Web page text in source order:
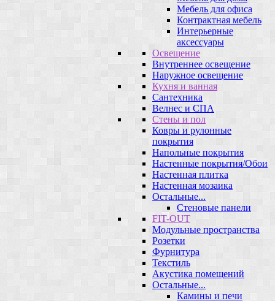
Мебель для офиса
Контрактная мебель
Интерьерные
аксессуары
Освещение
Внутреннее освещение
Наружное освещение
Кухня и ванная
Сантехника
Велнес и СПА
Стены и пол
Ковры и рулонные
покрытия
Напольные покрытия
Настенные покрытия/Обои
Настенная плитка
Настенная мозаика
Остальные...
Стеновые панели
FIT-OUT
Модульные пространства
Розетки
Фурнитура
Текстиль
Акустика помещений
Остальные...
Камины и печи